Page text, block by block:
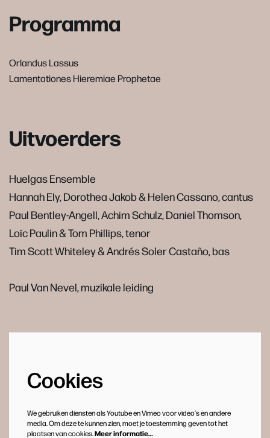
Programma
Orlandus Lassus
Lamentationes Hieremiae Prophetae
Uitvoerders
Huelgas Ensemble
Hannah Ely, Dorothea Jakob & Helen Cassano, cantus
Paul Bentley-Angell, Achim Schulz, Daniel Thomson,
Loïc Paulin & Tom Phillips, tenor
Tim Scott Whiteley & Andrés Soler Castaño, bas
Paul Van Nevel, muzikale leiding
Cookies
We gebruiken diensten als Youtube en Vimeo voor video's en andere
media. Om deze te kunnen zien, moet je toestemming geven tot het
plaatsen van cookies.Meer informatie…